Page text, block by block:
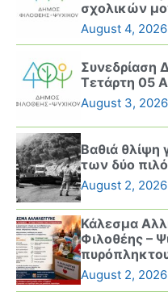
σχολικών
August 4, 2026
Συνεδρίαση
Τετάρτη 05
August 3, 2026
Βαθιά θλίψη
των δύο
August 2, 2026
Κάλεσμα
Φιλοθέης –
August 2, 2026